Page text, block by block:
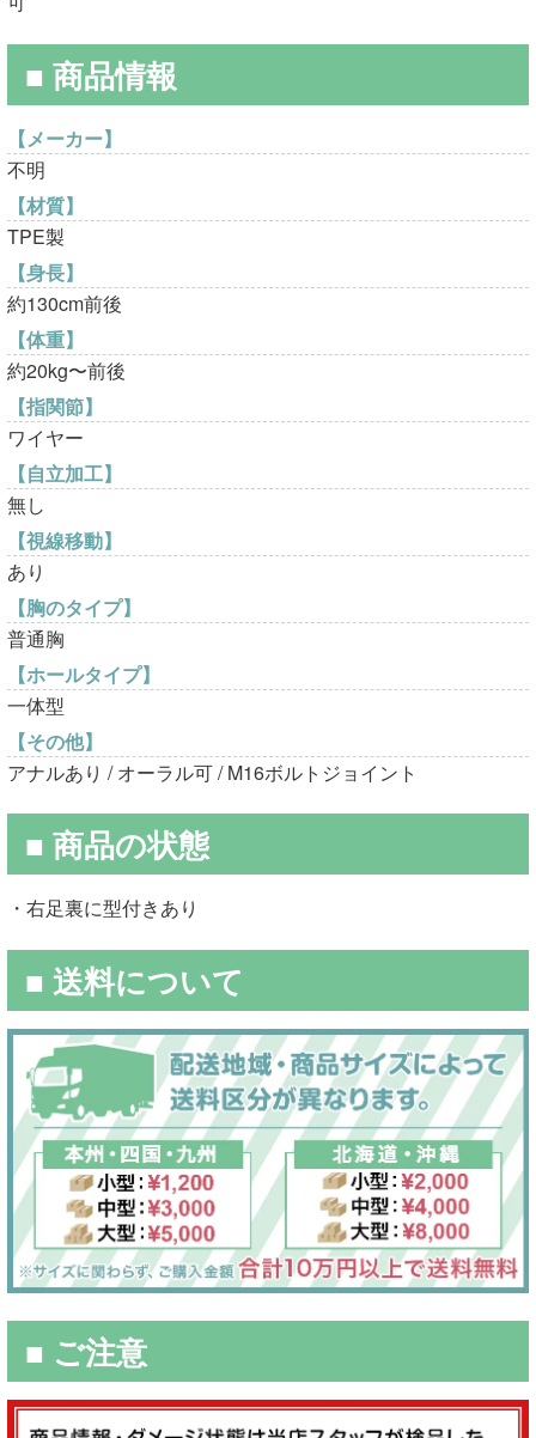
¥40,000
で
し
た。
は
¥19,800
■ 商品情報
【メーカー】
不明
【材質】
TPE製
【身長】
約130cm前後
【体重】
約20kg〜前後
【指関節】
ワイヤー
【自立加工】
無し
【視線移動】
あり
【胸のタイプ】
普通胸
【ホールタイプ】
一体型
【その他】
アナルあり / オーラル可 / M16ボルトジョイント
■ 商品の状態
・右足裏に型付きあり
■ 送料について
■ ご注意